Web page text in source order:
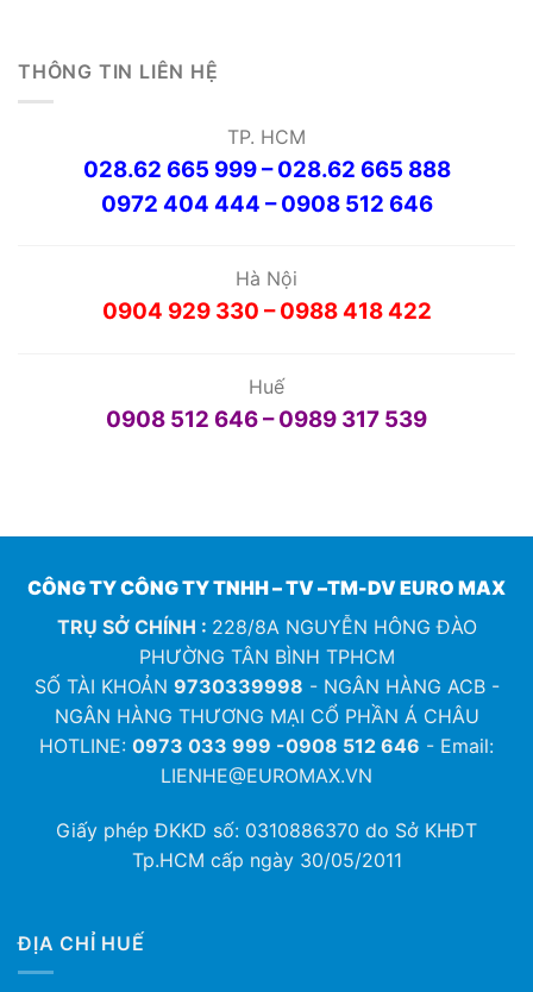
THÔNG TIN LIÊN HỆ
TP. HCM
028.62 665 999 – 028.62 665 888
0972 404 444 – 0908 512 646
Hà Nội
0904 929 330 – 0988 418 422
Huế
0908 512 646 – 0989 317 539
CÔNG TY CÔNG TY TNHH – TV –TM-DV EURO MAX
TRỤ SỞ CHÍNH : 228/8A NGUYỄN HÔNG ĐÀO
PHƯỜNG TÂN BÌNH TPHCM
SỐ TÀI KHOẢN 9730339998 - NGÂN HÀNG ACB -
NGÂN HÀNG THƯƠNG MẠI CỔ PHẦN Á CHÂU
HOTLINE: 0973 033 999 -0908 512 646 - Email:
LIENHE@EUROMAX.VN
Giấy phép ĐKKD số: 0310886370 do Sở KHĐT
Tp.HCM cấp ngày 30/05/2011
ĐỊA CHỈ HUẾ